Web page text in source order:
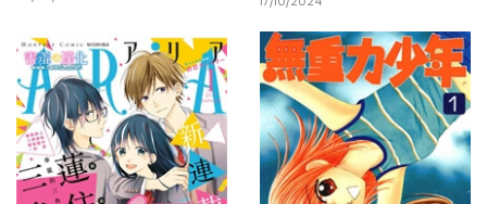
Chapter 1 12/10/2024